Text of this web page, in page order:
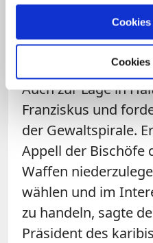
Cookies
Pandemie
Auswirkungen der
Auch zur Lage in
Franziskus und
der Gewaltspirale.
Appell der Bischöfe
Waffen
wählen und im
zu handeln, sagte
Präsident des